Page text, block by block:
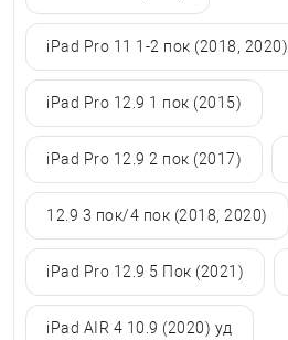
iPad Pro 11 1-2 пок (2018, 2020)
iPad Pro 12.9 1 пок (2015)
iPad Pro 12.9 2 пок (2017)
12.9 3 пок/4 пок (2018, 2020)
iPad Pro 12.9 5 Пок (2021)
iPad AIR 4 10.9 (2020) уд